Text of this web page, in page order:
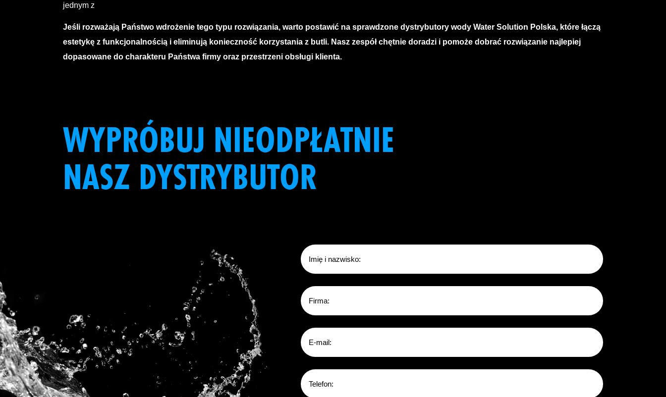
jednym z
Jeśli rozważają Państwo wdrożenie tego typu rozwiązania, warto postawić na sprawdzone dystrybutory wody Water Solution Polska, które łączą
estetykę z funkcjonalnością i eliminują konieczność korzystania z butli. Nasz zespół chętnie doradzi i pomoże dobrać rozwiązanie najlepiej
dopasowane do charakteru Państwa firmy oraz przestrzeni obsługi klienta.
WYPRÓBUJ NIEODPŁATNIE
NASZ DYSTRYBUTOR